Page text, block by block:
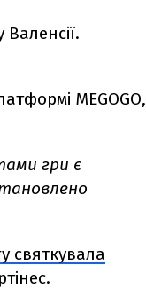
MEGOGO,
гри є
святкувала